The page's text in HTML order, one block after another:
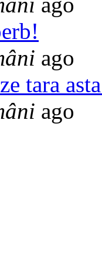
ago
tara
ago